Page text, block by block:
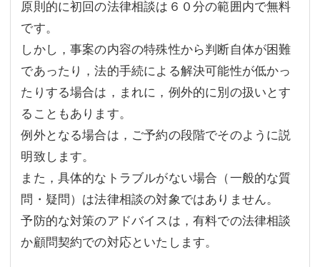
原則的に初回の法律相談は６０分の範囲内で無料
です。
しかし，事案の内容の特殊性から判断自体が困難
であったり，法的手続による解決可能性が低かっ
たりする場合は，まれに，例外的に別の扱いとす
ることもあります。
例外となる場合は，ご予約の段階でそのように説
明致します。
また，具体的なトラブルがない場合（一般的な質
問・疑問）は法律相談の対象ではありません。
予防的な対策のアドバイスは，有料での法律相談
か顧問契約での対応といたします。